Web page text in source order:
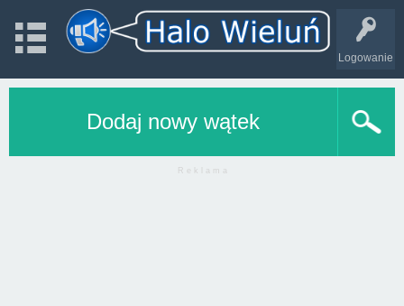
Logowanie
Dodaj nowy wątek
R e k l a m a